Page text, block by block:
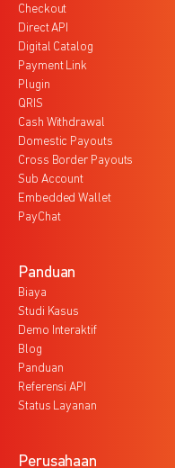
Checkout
Direct API
Digital Catalog
Payment Link
Plugin
QRIS
Cash Withdrawal
Domestic Payouts
Cross Border Payouts
Sub Account
Embedded Wallet
PayChat
Panduan
Biaya
Studi Kasus
Demo Interaktif
Blog
Panduan
Referensi API
Status Layanan
Perusahaan